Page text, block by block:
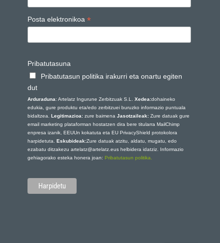
Posta elektronikoa *
Pribatutasuna
Pribatutasun politika irakurri eta onartu egiten
dut
Arduraduna: Artelatz Ingurune Zerbitzuak S.L. Xedea:dohaineko
edukia, gure produktu eta/edo zerbitzuei buruzko informazio puntuala
bidaltzea. Legitimazioa:zure baimena Jasotzaileak: Zure datuak gure
email marketing plataforman hostatzen dira bere titularra MailChimp
enpresa izanik, EEUUn kokatuta eta EU PrivacyShield protokolora
harpidetuta. Eskubideak:Zure datuak atzitu, aldatu, mugatu, edo
ezabatu ditzakezu artelatz@artelatz.eus helbidera idatziz. Informazio
gehiagorako esteka honera joan: Pribatutasun politika.